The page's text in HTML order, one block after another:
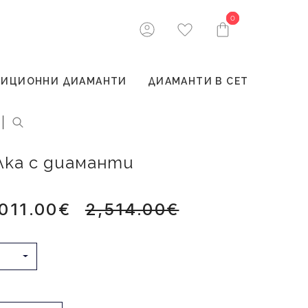
0
0
ДИАМАНТИ ДИАМАНТИ В СЕТ
с диаманти
2,514.00€